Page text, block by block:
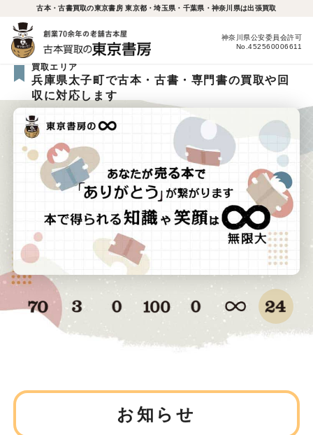
古本・古書買取の東京書房 東京都・埼玉県・千葉県・神奈川県は出張買取
神奈川県公安委員会許可
No.452560006611
買取エリア
兵庫県太子町で古本・古書・専門書の買取や回
収に対応します
お知らせ